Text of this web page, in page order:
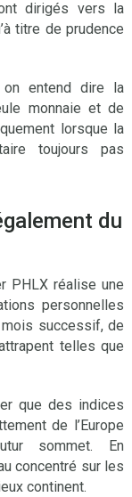
dirigés vers la
titre de prudence
entend dire la
monnaie et de
lorsque la
toujours pas
du
PHLX réalise une
personnelles
mois successif, de
telles que
que des indices
de l’Europe
sommet. En
concentré sur les
continent.